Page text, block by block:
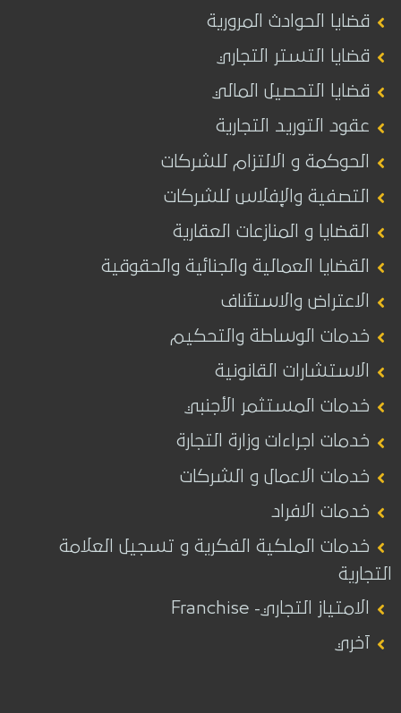
قضايا الحوادث المرورية
قضايا التستر التجاري
قضايا التحصيل المالي
عقود التوريد التجارية
الحوكمة و الالتزام للشركات
التصفية والإفلاس للشركات
القضايا و المنازعات العقارية
القضايا العمالية والجنائية والحقوقية
الاعتراض والاستئناف
خدمات الوساطة والتحكيم
الاستشارات القانونية
خدمات المستثمر الأجنبي
خدمات اجراءات وزارة التجارة
خدمات الاعمال و الشركات
خدمات الافراد
خدمات الملكية الفكرية و تسجيل العلامة
التجارية
الامتياز التجاري- Franchise
آخري